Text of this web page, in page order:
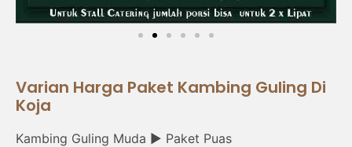
Varian Harga Paket Kambing Guling Di
Koja
Kambing Guling Muda ► Paket Puas